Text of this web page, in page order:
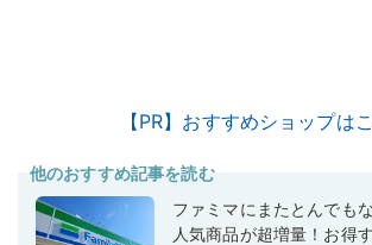
【PR】おすすめショップは
他のおすすめ記事を読む
ファミマにまたとんでも
人気商品が超増量！お得